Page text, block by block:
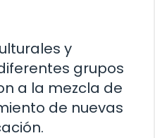
y
grupos
a la mezcla de
de nuevas